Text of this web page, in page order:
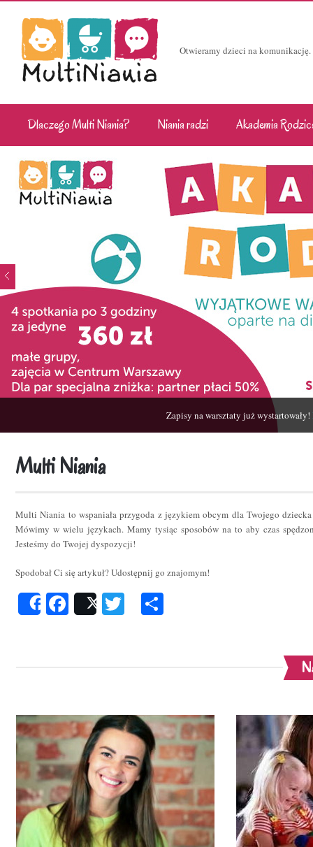
Otwieramy dzieci na
Dlaczego Multi Niania? Niania radzi Akademia
Zapisy na warsztaty już wystartowały!
Multi Niania
Multi Niania to wspaniała przygoda z językiem obcym dla Twojego
Mówimy w wielu językach. Mamy tysiąc sposobów na to aby czas
Jesteśmy do Twojej dyspozycji!
Spodobał Ci się artykuł? Udostępnij go znajomym!
ShareFacebook
Post Twitter